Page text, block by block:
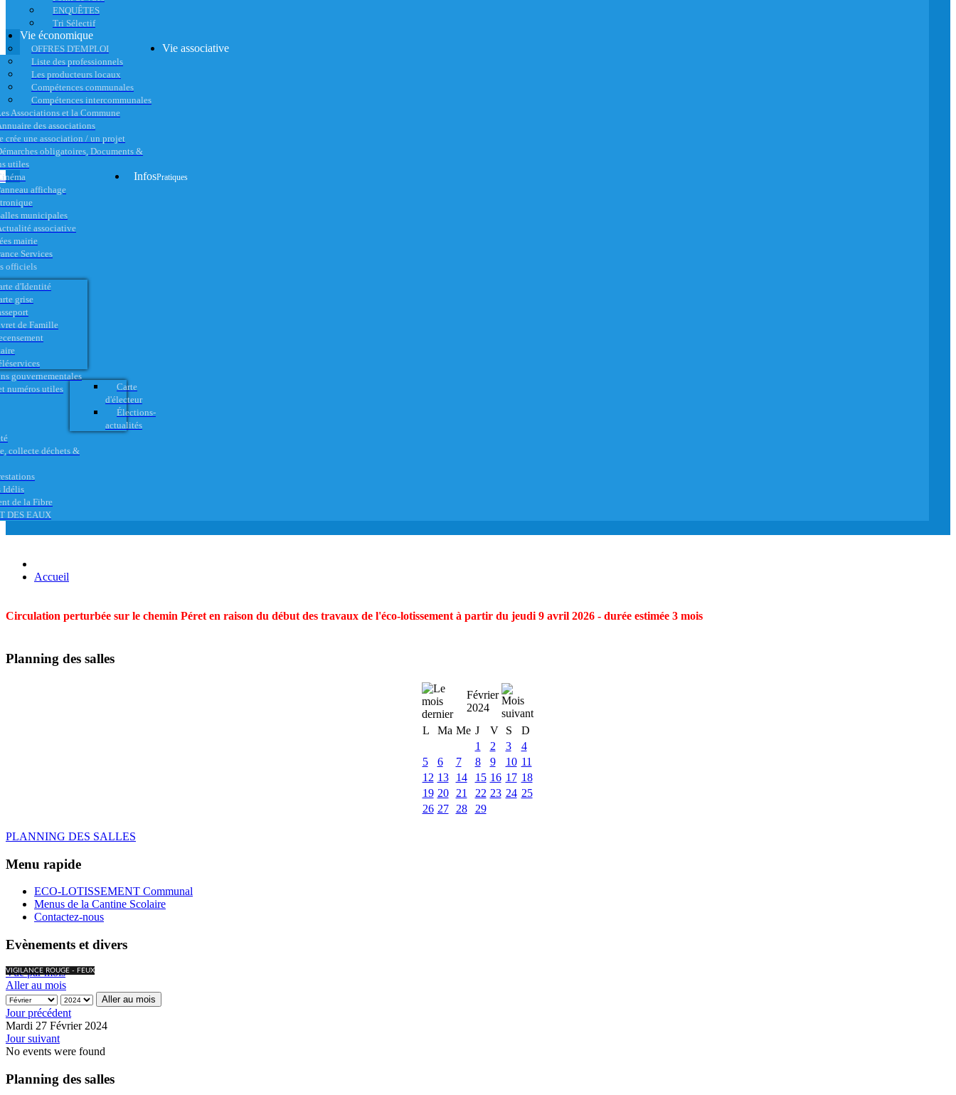
ENQUÊTES
Tri Sélectif
Vie économique
OFFRES D'EMPLOI
Liste des professionnels
Les producteurs locaux
Compétences communales
Compétences intercommunales
Vie associative
Associations et la Commune
des associations
crée une association / un projet
obligatoires, Documents &
utiles
affichage
municipales
associative
InfosPratiques
mairie
Services
officiels
d'Identité
grise
de Famille
gouvernementales
numéros utiles
Carte
d'électeur
Élections-
actualités
collecte déchets &
Idélis
de la Fibre
DES EAUX
Accueil
Circulation perturbée sur le chemin Péret en raison du début des travaux de l'éco-lotissement à partir du jeudi 9 avril 2026 - durée estimée 3 mois
Planning des salles
Février
2024
L
Ma Me J V S
D
1
2 3
4
5
6 7 8 9 10 11
12 13 14 15 16 17 18
19 20 21 22 23 24 25
26 27 28 29
PLANNING DES SALLES
Menu rapide
ECO-LOTISSEMENT Communal
Menus de la Cantine Scolaire
Contactez-nous
Evènements et divers
VIGILANCE ROUGE - FEUX
Vue par mois
Aller au mois
Aller au mois
Jour précédent
Mardi 27 Février 2024
Jour suivant
No events were found
Planning des salles